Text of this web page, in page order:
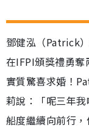
鄧健泓（Patrick
在IFPI頒獎禮勇奪
實質驚喜求婚！
莉說：「呢三年
船度繼續向前行